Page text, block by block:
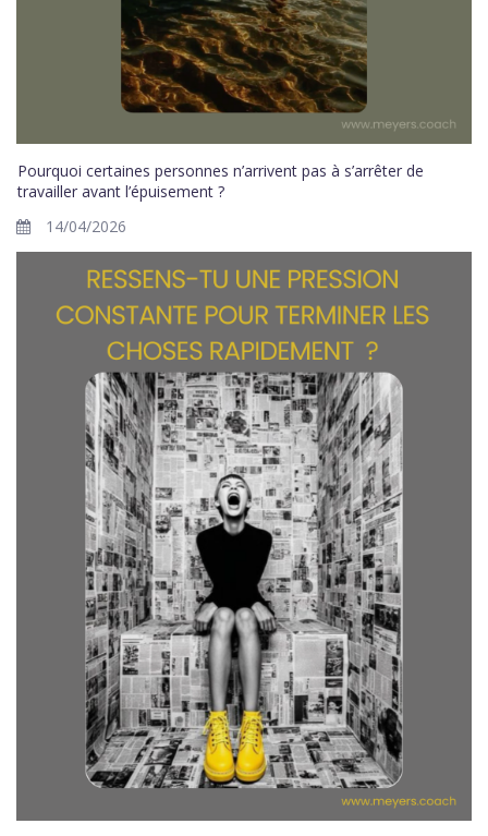
Pourquoi certaines personnes n’arrivent pas à s’arrêter de
travailler avant l’épuisement ?
14/04/2026